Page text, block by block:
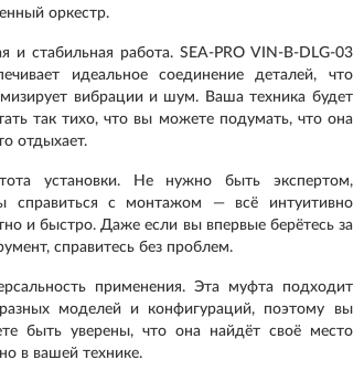
оркестр.
и стабильная работа. SEA-PRO VIN-B-DLG-03
идеальное соединение деталей, что
вибрации и шум. Ваша техника будет
так тихо, что вы можете подумать, что она
отдыхает.
установки. Не нужно быть экспертом,
справиться с монтажом — всё интуитивно
и быстро. Даже если вы впервые берётесь за
справитесь без проблем.
применения. Эта муфта подходит
моделей и конфигураций, поэтому вы
быть уверены, что она найдёт своё место
в вашей технике.